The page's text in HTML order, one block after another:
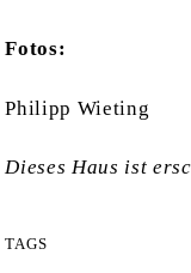
Fotos:
Philipp Wieting
Dieses Haus ist
TAGS